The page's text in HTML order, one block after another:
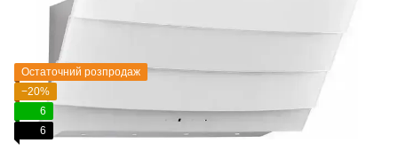
Остаточний розпродаж
−20%
6
6